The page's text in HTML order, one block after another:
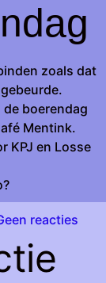
zoals dat
boerendag
Mentink.
KPJ en Losse
reacties